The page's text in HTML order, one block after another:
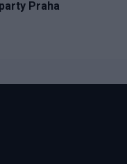
Praha